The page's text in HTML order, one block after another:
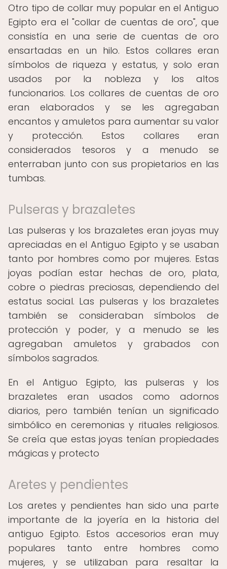
Otro tipo de collar muy popular en el Antiguo
Egipto era el "collar de cuentas de oro", que
consistía en una serie de cuentas de oro
ensartadas en un hilo. Estos collares eran
símbolos de riqueza y estatus, y solo eran
usados ​​por la nobleza y los altos
funcionarios. Los collares de cuentas de oro
eran elaborados y se les agregaban
encantos y amuletos para aumentar su valor
y protección. Estos collares eran
considerados tesoros y a menudo se
enterraban junto con sus propietarios en las
tumbas.
Pulseras y brazaletes
Las pulseras y los brazaletes eran joyas muy
apreciadas en el Antiguo Egipto y se usaban
tanto por hombres como por mujeres. Estas
joyas podían estar hechas de oro, plata,
cobre o piedras preciosas, dependiendo del
estatus social. Las pulseras y los brazaletes
también se consideraban símbolos de
protección y poder, y a menudo se les
agregaban amuletos y grabados con
símbolos sagrados.
En el Antiguo Egipto, las pulseras y los
brazaletes eran usados ​​como adornos
diarios, pero también tenían un significado
simbólico en ceremonias y rituales religiosos.
Se creía que estas joyas tenían propiedades
mágicas y protecto
Aretes y pendientes
Los aretes y pendientes han sido una parte
importante de la joyería en la historia del
antiguo Egipto. Estos accesorios eran muy
populares tanto entre hombres como
mujeres, y se utilizaban para resaltar la